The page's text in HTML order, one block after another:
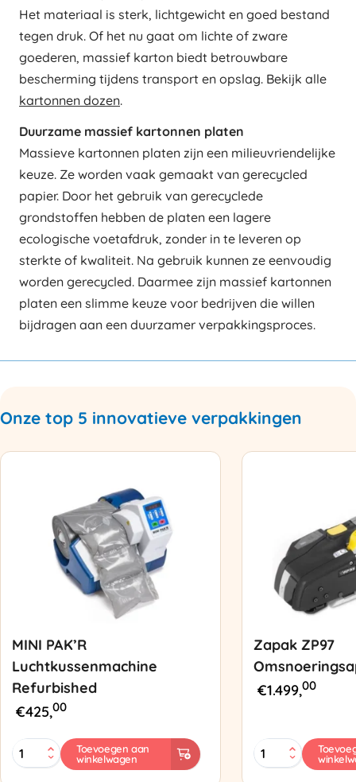
Het materiaal is sterk, lichtgewicht en goed bestand
tegen druk. Of het nu gaat om lichte of zware
goederen, massief karton biedt betrouwbare
bescherming tijdens transport en opslag. Bekijk alle
kartonnen dozen.
Duurzame massief kartonnen platen
Massieve kartonnen platen zijn een milieuvriendelijke
keuze. Ze worden vaak gemaakt van gerecycled
papier. Door het gebruik van gerecyclede
grondstoffen hebben de platen een lagere
ecologische voetafdruk, zonder in te leveren op
sterkte of kwaliteit. Na gebruik kunnen ze eenvoudig
worden gerecycled. Daarmee zijn massief kartonnen
platen een slimme keuze voor bedrijven die willen
bijdragen aan een duurzamer verpakkingsproces.
Onze top 5 innovatieve verpakkingen
MINI PAK’R
Luchtkussenmachine
Refurbished
€425,00
MINI
PAK'R
Toevoegen aan
winkelwagen
Zapak ZP97
€1.499,00
Zapak
ZP97